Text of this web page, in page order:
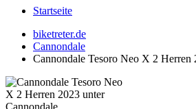
Startseite
biketreter.de
Cannondale
Cannondale Tesoro Neo X 2 Herren